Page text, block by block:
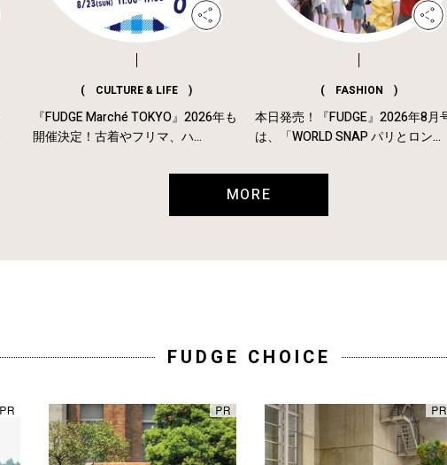
( CULTURE & LIFE )
『FUDGE Marché TOKYO』2026年も
開催決定！古着やフリマ、ハ...
( FASHION )
本日発売！『FUDGE』2026年8月
は、「WORLD SNAP パリとロン...
MORE
FUDGE CHOICE